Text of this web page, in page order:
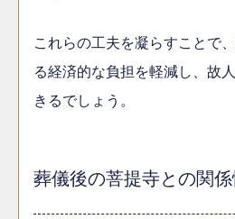
これらの工夫を凝らすことで
る経済的な負担を軽減し、故
きるでしょう。
葬儀後の菩提寺との関係